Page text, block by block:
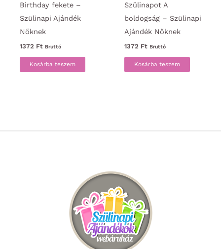
Birthday fekete –
Szülinapi Ajándék
Nőknek
1372 Ft Bruttó
Kosárba teszem
Szülinapot A
boldogság – Szülinapi
Ajándék Nőknek
1372 Ft Bruttó
Kosárba teszem